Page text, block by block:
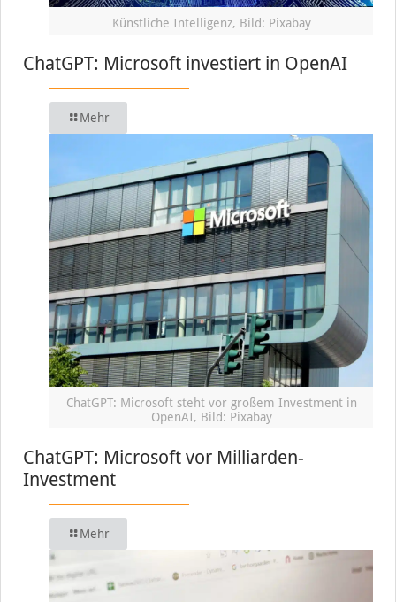
Künstliche Intelligenz, Bild: Pixabay
ChatGPT: Microsoft investiert in OpenAI
Mehr
ChatGPT: Microsoft steht vor großem Investment in
OpenAI, Bild: Pixabay
ChatGPT: Microsoft vor Milliarden-
Investment
Mehr